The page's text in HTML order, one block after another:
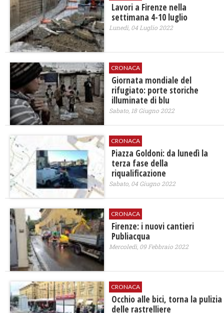
Lavori a Firenze nella
settimana 4-10 luglio
Lunedì, 04 Luglio 2022
CRONACA
Giornata mondiale del
rifugiato: porte storiche
illuminate di blu
Sabato, 18 Giugno 2022
CRONACA
Piazza Goldoni: da lunedì la
terza fase della
riqualificazione
Sabato, 04 Giugno 2022
CRONACA
Firenze: i nuovi cantieri
Publiacqua
Mercoledì, 09 Febbraio 2022
CRONACA
Occhio alle bici, torna la pulizia
delle rastrelliere